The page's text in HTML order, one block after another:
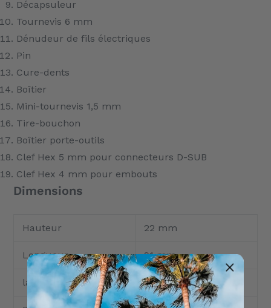
Décapsuleur
Tournevis 6 mm
Dénudeur de fils électriques
Pin
Cure-dents
Boîtier
Mini-tournevis 1,5 mm
Tire-bouchon
Boîtier porte-outils
Clef Hex 5 mm pour connecteurs D-SUB
Clef Hex 4 mm pour embouts
Dimensions
Hauteur 22 mm
Longueur 91 mm
largeur 27 mm